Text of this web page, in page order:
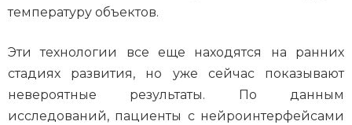
температуру объектов.
Эти технологии все еще находятся на ранних
стадиях развития, но уже сейчас показывают
невероятные результаты. По данным
исследований, пациенты с нейроинтерфейсами